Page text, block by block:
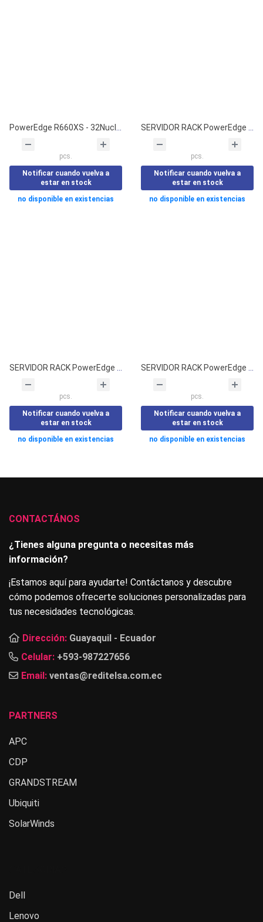
pcs.
Notificar cuando vuelva a
estar en stock
no disponible en existencias
pcs.
Notificar cuando vuelva a
estar en stock
no disponible en existencias
pcs.
Notificar cuando vuelva a
estar en stock
no disponible en existencias
pcs.
Notificar cuando vuelva a
estar en stock
no disponible en existencias
CONTACTÁNOS
¿Tienes alguna pregunta o necesitas más
información?
¡Estamos aquí para ayudarte! Contáctanos y descubre
cómo podemos ofrecerte soluciones personalizadas para
tus necesidades tecnológicas.
Dirección: Guayaquil - Ecuador
Celular: +593-987227656
Email: ventas@reditelsa.com.ec
PARTNERS
APC
CDP
GRANDSTREAM
Ubiquiti
SolarWinds
Dell
Lenovo